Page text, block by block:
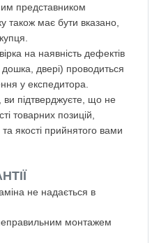
представником
також має бути вказано,
на наявність дефектів
двері) проводиться
у експедитора.
ви підтверджуєте, що не
товарних позицій,
та якості прийнятого вами
не надається в
монтажем